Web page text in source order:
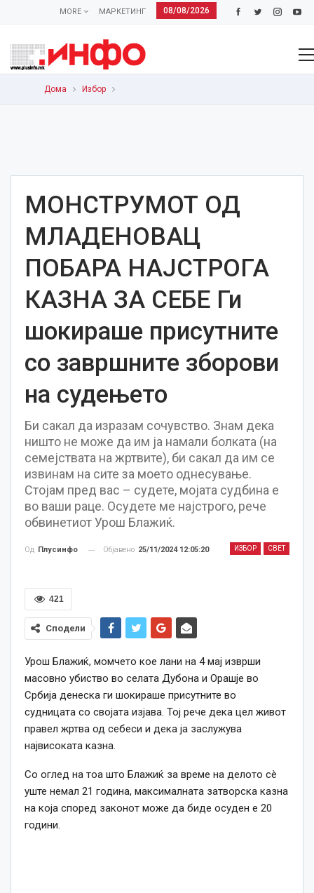
08/08/2026
МАРКЕТИНГ
MORE
Дома Избор
МОНСТРУМОТ ОД
МЛАДЕНОВАЦ
ПОБАРА НАЈСТРОГА
КАЗНА ЗА СЕБЕ Ги
шокираше присутните
со завршните зборови
на судењето
Би сакал да изразам сочувство. Знам дека
ништо не може да им ја намали болката (на
семејствата на жртвите), би сакал да им се
извинам на сите за моето однесување.
Стојам пред вас – судете, мојата судбина е
во ваши раце. Осудете ме најстрого, рече
обвинетиот Урош Блажиќ.
ИЗБОР СВЕТ
Од Плусинфо Објавено 25/11/2024 12:05:20
421
Сподели
Урош Блажиќ, момчето кое лани на 4 мај изврши
масовно убиство во селата Дубона и Орашје во
Србија денеска ги шокираше присутните во
судницата со својата изјава. Тој рече дека цел живот
правел жртва од себеси и дека ја заслужува
највисоката казна.
Со оглед на тоа што Блажиќ за време на делото сè
уште немал 21 година, максималната затворска казна
на која според законот може да биде осуден е 20
години.